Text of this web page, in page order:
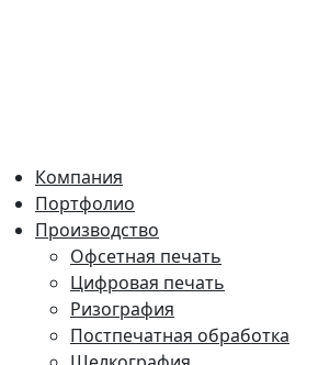
Компания
Портфолио
Производство
Офсетная печать
Цифровая печать
Ризография
Постпечатная обработка